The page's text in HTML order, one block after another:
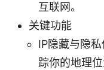
互联网。
关键功能
IP隐藏与隐
踪你的地理位